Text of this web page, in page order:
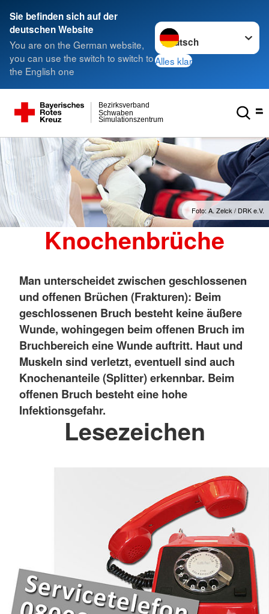
Sie befinden sich auf der
deutschen Website
You are on the German website,
you can use the switch to switch to
the English one
Sprache wechseln zu
Alles klar
Simulationszentrum
Schwaben
Bezirksverband
Foto: A. Zelck / DRK e.V.
Knochenbrüche
Man unterscheidet zwischen geschlossenen
und offenen Brüchen (Frakturen): Beim
geschlossenen Bruch besteht keine äußere
Wunde, wohingegen beim offenen Bruch im
Bruchbereich eine Wunde auftritt. Haut und
Muskeln sind verletzt, eventuell sind auch
Knochenanteile (Splitter) erkennbar. Beim
offenen Bruch besteht eine hohe
Infektionsgefahr.
Lesezeichen